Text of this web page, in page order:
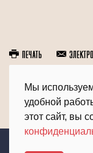
Мы
удобной
этот сайт, вы
Печать
Предыдущий